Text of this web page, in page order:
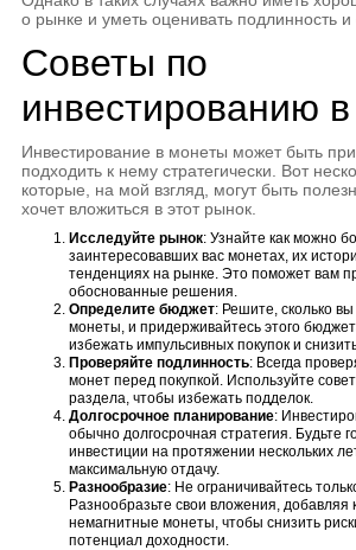
о рынке и уметь оценивать подлинность и
Советы по
инвестированию
Инвестирование в монеты может быть
подходить к нему стратегически. Вот
которые, на мой взгляд, могут быть
хочет вложиться в этот рынок.
Исследуйте рынок: Узнайте как можно
заинтересовавших вас монетах, их
тенденциях на рынке. Это поможет вам
обоснованные решения.
Определите бюджет: Решите, сколько
монеты, и придерживайтесь этого
избежать импульсивных покупок и
Проверяйте подлинность: Всегда
монет перед покупкой. Используйте
раздела, чтобы избежать подделок.
Долгосрочное планирование:
обычно долгосрочная стратегия. Будьте
инвестиции на протяжении нескольких
максимальную отдачу.
Разнообразие: Не ограничивайтесь
Разнообразьте свои вложения, добавляя
немагнитные монеты, чтобы снизить
потенциал доходности.